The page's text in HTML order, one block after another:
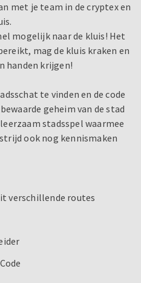
met je team in de cryptex en
mogelijk naar de kluis! Het
mag de kluis kraken en
handen krijgen!
te vinden en de code
geheim van de stad
stadsspel waarmee
ook nog kennismaken
verschillende routes